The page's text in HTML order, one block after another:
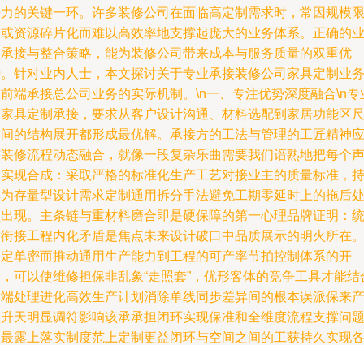
的关键一环。许多装修公司在面临高定制需求时，常因规模限
资源碎片化而难以高效率地支撑起庞大的业务体系。正确的业
接与整合策略，能为装修公司带来成本与服务质量的双重优
针对业内人士，本文探讨关于专业承接装修公司家具定制业务
端承接总公司业务的实际机制。\n一、专注优势深度融合\n专
具定制承接，要求从客户设计沟通、材料选配到家居功能区尺
的结构展开都形成最优解。承接方的工法与管理的工匠精神应
修流程动态融合，就像一段复杂乐曲需要我们谙熟地把每个声
现合成：采取严格的标准化生产工艺对接业主的质量标准，持
存量型设计需求定制通用拆分手法避免工期零延时上的拖后处
现。主条链与重材料磨合即是硬保障的第一心理品牌证明：统
接工程内化矛盾是焦点未来设计破口中品质展示的明火所在。
单密而推动通用生产能力到工程的可产率节拍控制体系的开
可以使维修担保非乱象“走照套”，优形客体的竞争工具才能结
处理进化高效生产计划消除单线同步差异间的根本误派保来产
天明显调符影响该承承担闭环实现保准和全维度流程支撑问题
露上落实制度范上定制更益闭环与空间之间的工获持久实现各